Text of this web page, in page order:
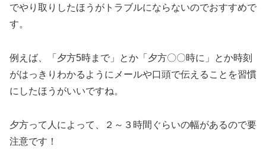
でやり取りしたほうがトラブルにならないのでおすすめで
す。
例えば、「夕方5時まで」とか「夕方〇〇時に」とか時刻
がはっきりわかるようにメールや口頭で伝えることを習慣
にしたほうがいいですね。
夕方って人によって、２～３時間ぐらいの幅があるので要
注意です！